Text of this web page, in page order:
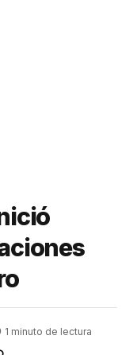
1 minuto de lectura